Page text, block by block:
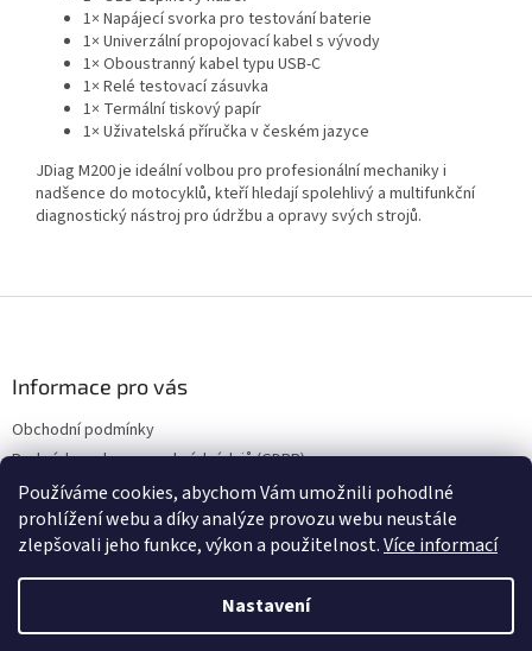
Používáme cookies, abychom Vám umožnili pohodlné
prohlížení webu a díky analýze provozu webu neustále
zlepšovali jeho funkce, výkon a použitelnost.Více informací
Nastavení
1× Napájecí svorka pro testování baterie
1× Univerzální propojovací kabel s vývody
1× Oboustranný kabel typu USB-C
1× Relé testovací zásuvka
1× Termální tiskový papír
1× Uživatelská příručka v českém jazyce
JDiag M200 je ideální volbou pro profesionální mechaniky i
nadšence do motocyklů, kteří hledají spolehlivý a multifunkční
diagnostický nástroj pro údržbu a opravy svých strojů.
Informace pro vás
Obchodní podmínky
Podmínky ochrany osobních údajů (GDPR)